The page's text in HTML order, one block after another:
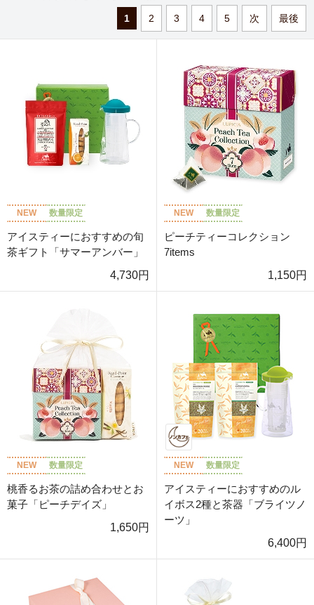
1 2 3 4 5 次 最後
NEW 数量限定
アイスティーにおすすめの旬
茶ギフト「サマーアンバー」
4,730円
NEW 数量限定
ピーチティーコレクション
7items
1,150円
NEW 数量限定
桃香るお茶の詰め合わせとお
菓子「ピーチデイズ」
1,650円
NEW 数量限定
アイスティーにおすすめのル
イボス2種と茶器「ブライツノ
ーツ」
6,400円